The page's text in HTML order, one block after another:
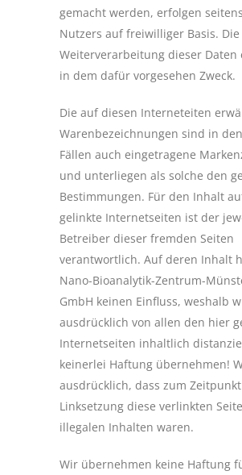
gemacht werden, erfolgen
Nutzers auf freiwilliger Basis. Die
Weiterverarbeitung dieser
in dem dafür vorgesehen Zweck.
Die auf diesen Interneteiten
Warenbezeichnungen sind in
Fällen auch eingetragene
und unterliegen als solche den
Bestimmungen. Für den Inhalt
gelinkte Internetseiten ist der
Betreiber dieser fremden Seiten
verantwortlich. Auf deren Inhalt
Nano-Bioanalytik-Zentrum-
GmbH keinen Einfluss, weshalb
ausdrücklich von allen den hier
Internetseiten inhaltlich
keinerlei Haftung übernehmen!
ausdrücklich, dass zum
Linksetzung diese verlinkten
illegalen Inhalten waren.
Wir übernehmen keine Haftung